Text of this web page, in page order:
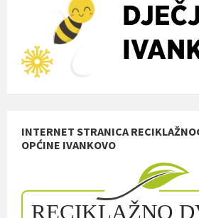
INTERNET STRANICA
OPĆINE IVANKOVO